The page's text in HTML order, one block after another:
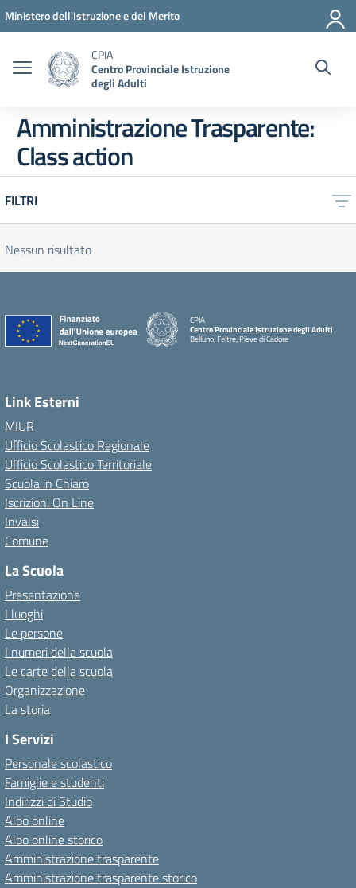
Vai ai contenuti
Vai al menu di navigazione
Vai al footer
Ministero dell'Istruzione e del Merito
CPIA
Centro Provinciale Istruzione
degli Adulti
Amministrazione Trasparente:
Class action
FILTRI
Nessun risultato
CPIA
Centro Provinciale Istruzione degli Adulti
Belluno, Feltre, Pieve di Cadore
Link Esterni
MIUR
Ufficio Scolastico Regionale
Ufficio Scolastico Territoriale
Scuola in Chiaro
Iscrizioni On Line
Invalsi
Comune
La Scuola
Presentazione
I luoghi
Le persone
I numeri della scuola
Le carte della scuola
Organizzazione
La storia
I Servizi
Personale scolastico
Famiglie e studenti
Indirizzi di Studio
Albo online
Albo online storico
Amministrazione trasparente
Amministrazione trasparente storico